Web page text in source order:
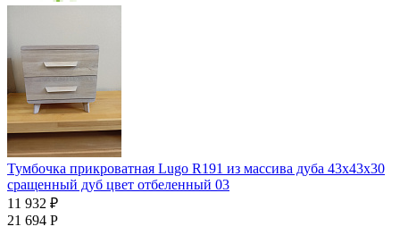
Тумбочка прикроватная Lugo R191 из массива дуба 43х43х30
сращенный дуб цвет отбеленный 03
11 932 ₽
21 694 Р